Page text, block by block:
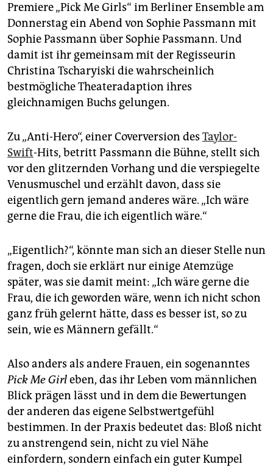
Pre­miere „Pick Me Girls“ im Berliner Ensemble am
Donnerstag ein Abend von Sophie Passmann mit
Sophie Passmann über Sophie Passmann. Und
damit ist ihr gemeinsam mit der Regisseurin
Christina Tscharyiski die wahrscheinlich
bestmögliche Theateradaption ihres
gleichnamigen Buchs gelungen.
Zu „Anti-Hero“, einer Coverversion des Taylor-
Swift-Hits, betritt Passmann die Bühne, stellt sich
vor den glitzernden Vorhang und die verspiegelte
Venusmuschel und erzählt davon, dass sie
eigentlich gern jemand anderes wäre. „Ich wäre
gerne die Frau, die ich eigentlich wäre.“
„Eigentlich?“, könnte man sich an dieser Stelle nun
fragen, doch sie erklärt nur einige Atemzüge
später, was sie damit meint: „Ich wäre gerne die
Frau, die ich geworden wäre, wenn ich nicht schon
ganz früh gelernt hätte, dass es besser ist, so zu
sein, wie es Männern gefällt.“
Also anders als andere Frauen, ein sogenanntes
Pick Me Girleben, das ihr Leben vom männlichen
Blick prägen lässt und in dem die Bewertungen
der anderen das eigene Selbstwertgefühl
bestimmen. In der Praxis bedeutet das: Bloß nicht
zu anstrengend sein, nicht zu viel Nähe
einfordern, sondern einfach ein guter Kumpel